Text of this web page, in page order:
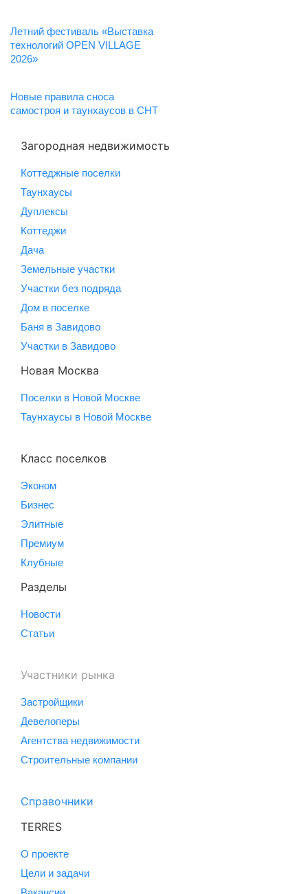
Летний фестиваль «Выставка
технологий OPEN VILLAGE
2026»
Новые правила сноса
самостроя и таунхаусов в СНТ
Загородная недвижимость
Коттеджные поселки
Таунхаусы
Дуплексы
Коттеджи
Дача
Земельные участки
Участки без подряда
Дом в поселке
Баня в Завидово
Участки в Завидово
Новая Москва
Поселки в Новой Москве
Таунхаусы в Новой Москве
Класс поселков
Эконом
Бизнес
Элитные
Премиум
Клубные
Разделы
Новости
Статьи
Участники рынка
Застройщики
Девелоперы
Агентства недвижимости
Строительные компании
Справочники
TERRES
О проекте
Цели и задачи